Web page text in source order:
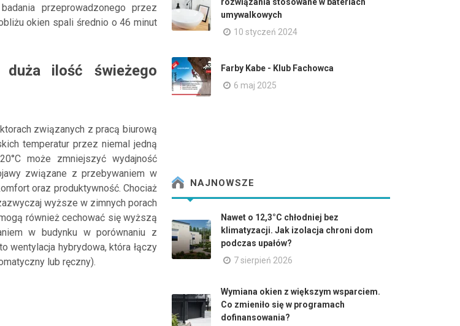
przeprowadzonego przez
okien spali średnio o 46 minut
ilość świeżego
związanych z pracą biurową
temperatur przez niemal jedną
może zmniejszyć wydajność
związane z przebywaniem w
oraz produktywność. Chociaż
wyższe w zimnych porach
również cechować się wyższą
w budynku w porównaniu z
wentylacja hybrydowa, która łączy
lub ręczny).
umywalkowych
10 styczeń 2024
Farby Kabe - Klub Fachowca
6 maj 2025
NAJNOWSZE
Nawet o 12,3°C chłodniej bez
klimatyzacji. Jak izolacja chroni dom
podczas upałów?
7 sierpień 2026
Wymiana okien z większym wsparciem.
Co zmieniło się w programach
dofinansowania?